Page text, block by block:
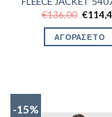
€136,00
was:
€
ΑΓΟΡΑΣΕ ΤΟ
-15%